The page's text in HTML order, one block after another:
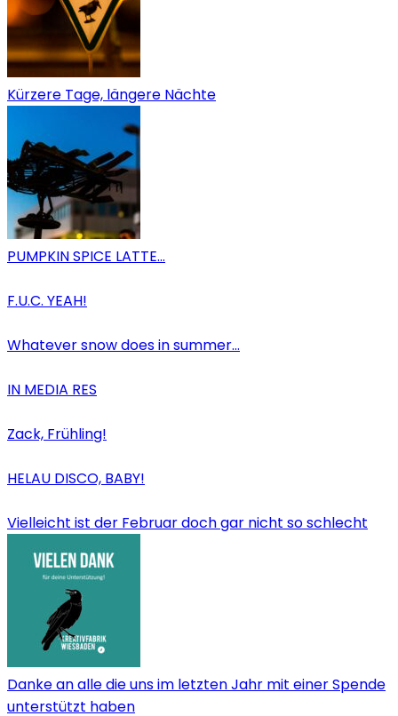
Kürzere Tage, längere Nächte
PUMPKIN SPICE LATTE…
F.U.C. YEAH!
Whatever snow does in summer…
IN MEDIA RES
Zack, Frühling!
HELAU DISCO, BABY!
Vielleicht ist der Februar doch gar nicht so schlecht
Danke an alle die uns im letzten Jahr mit einer Spende
unterstützt haben